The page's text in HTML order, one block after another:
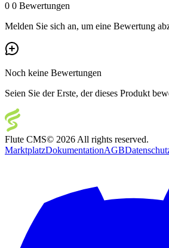
0 0 Bewertungen
Melden Sie sich an, um eine Bewertung
Noch keine Bewertungen
Seien Sie der Erste, der dieses Produkt
Flute CMS© 2026 All rights reserved.
MarktplatzDokumentationAGB